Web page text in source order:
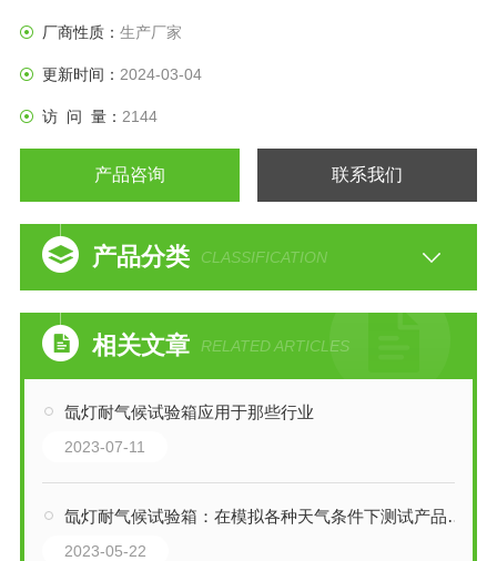
厂商性质： 生产厂家
更新时间： 2024-03-04
访 问 量： 2144
产品咨询 联系我们
产品分类 CLASSIFICATION
相关文章 RELATED ARTICLES
氙灯耐气候试验箱应用于那些行业
2023-07-11
氙灯耐气候试验箱：在模拟各种天气条件下测试产品耐久性的利器
2023-05-22